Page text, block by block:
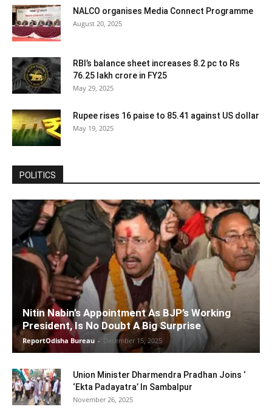
NALCO organises Media Connect Programme
August 20, 2025
RBI’s balance sheet increases 8.2 pc to Rs
76.25 lakh crore in FY25
May 29, 2025
Rupee rises 16 paise to 85.41 against US dollar
May 19, 2025
POLITICS
Nitin Nabin’s Appointment As BJP’s Working
President, Is No Doubt A Big Surprise
ReportOdisha Bureau - December 15, 2025
Union Minister Dharmendra Pradhan Joins ‘
‘Ekta Padayatra’ In Sambalpur
November 26, 2025